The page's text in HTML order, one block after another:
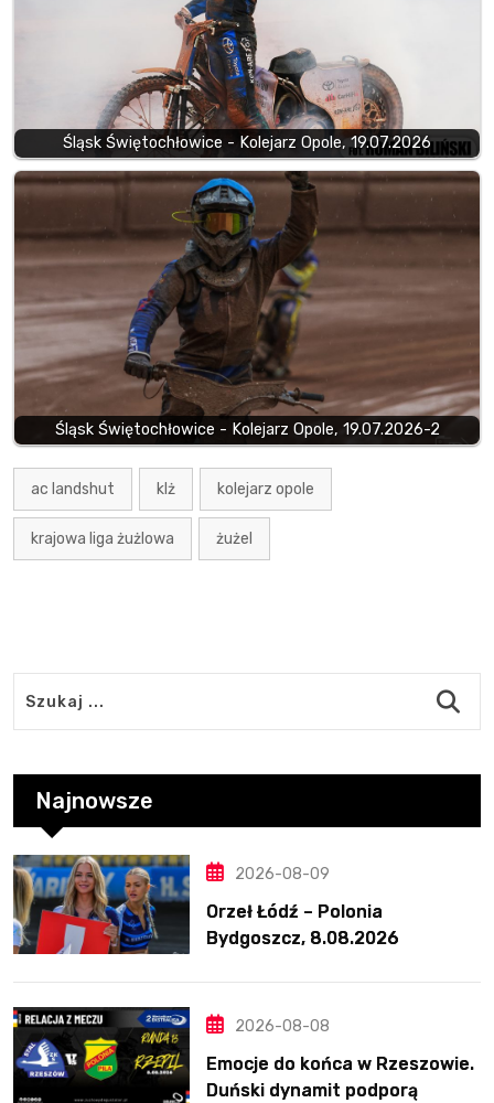
Śląsk Świętochłowice - Kolejarz Opole, 19.07.2026
Śląsk Świętochłowice - Kolejarz Opole, 19.07.2026-2
ac landshut klż kolejarz opole
krajowa liga żużlowa żużel
Najnowsze
2026-08-09
Orzeł Łódź – Polonia
Bydgoszcz, 8.08.2026
2026-08-08
Emocje do końca w Rzeszowie.
Duński dynamit podporą